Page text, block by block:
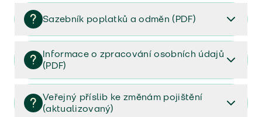
Věřejný příslib majetek 2023
Sazebník poplatků a odměn (PDF)
Sazebník poplatků a odměn (PDF)
Informace o zpracování osobních údajů
(PDF)
Informace o zpracování osobních údajů (PDF)
Veřejný příslib ke změnám pojištění
(aktualizovaný)